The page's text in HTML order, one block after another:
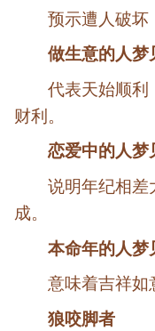
预示遭人破坏
做生意的人梦
代表天始顺利
财利。
恋爱中的人梦
说明年纪相差
成。
本命年的人梦
意味着吉祥如
狼咬脚者